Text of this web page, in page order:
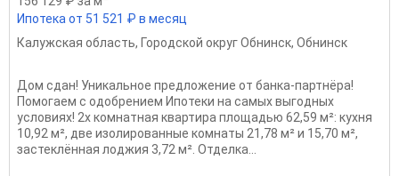
Ипотека от 51 521 ₽ в месяц
Калужская область, Городской округ Обнинск, Обнинск
Дом сдан! Уникальное предложение от банка-партнёра!
Помогаем с одобрением Ипотеки на самых выгодных
условиях! 2х комнатная квартира площадью 62,59 м²: кухня
10,92 м², две изолированные комнаты 21,78 м² и 15,70 м²,
застеклённая лоджия 3,72 м². Отделка...